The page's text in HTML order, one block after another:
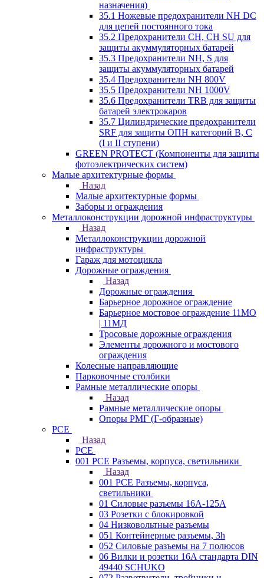
назначения)
35.1 Ножевые предохранители NH DC
для цепей постоянного тока
35.2 Предохранители CH, CH SU для
защиты акуммуляторных батарей
35.3 Предохранители NH, S для
защиты акуммуляторных батарей
35.4 Предохранители NH 800V
35.5 Предохранители NH 1000V
35.6 Предохранители TRB для защиты
батарей электрокаров
35.7 Цилиндрические предохранители
SRF для защиты ОПН категорий B, C
(I и II ступени)
GREEN PROTECT (Компоненты для защиты
фотоэлектрических систем)
Малые архитектурные формы
Назад
Малые архитектурные формы
Заборы и ограждения
Металлоконструкции дорожной инфраструктуры
Назад
Металлоконструкции дорожной
инфраструктуры
Гараж для мотоцикла
Дорожные ограждения
Назад
Дорожные ограждения
Барьерное дорожное ограждение
Барьерное мостовое ограждение 11МО
| 11МД
Тросовые дорожные ограждения
Элементы дорожного и мостового
ограждения
Колесные направляющие
Парковочные столбики
Рамные металлические опоры
Назад
Рамные металлические опоры
Опоры РМГ (Г-образные)
PCE
Назад
PCE
001 PCE Разъемы, корпуса, светильники
Назад
001 PCE Разъемы, корпуса,
светильники
01 Силовые разъемы 16А-125А
03 Розетки с блокировкой
04 Низковольтные разъемы
051 Контейнерные разъемы, 3h
052 Силовые разъемы на 7 полюсов
06 Вилки и розетки 16A стандарта DIN
49440 SCHUKO